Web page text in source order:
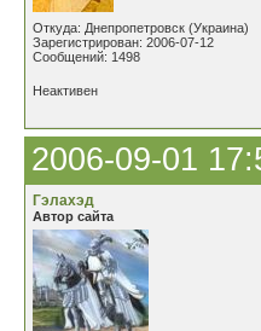
Откуда: Днепропетровск (Украина)
Зарегистрирован: 2006-07-12
Сообщений: 1498
Неактивен
2006-09-01
Гэлахэд
Автор сайта